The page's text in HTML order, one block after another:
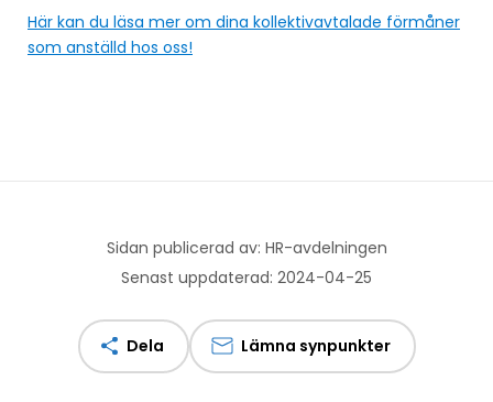
Här kan du läsa mer om dina kollektivavtalade förmåner
som anställd hos oss!
Sidan publicerad av: HR-avdelningen
Senast uppdaterad: 2024-04-25
Dela Lämna synpunkter